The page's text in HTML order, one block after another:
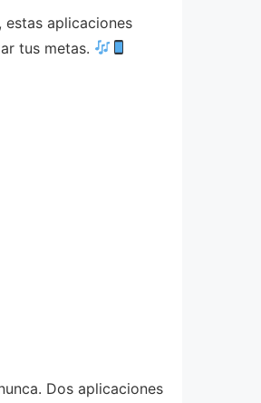
aplicaciones
tus metas.
Dos aplicaciones